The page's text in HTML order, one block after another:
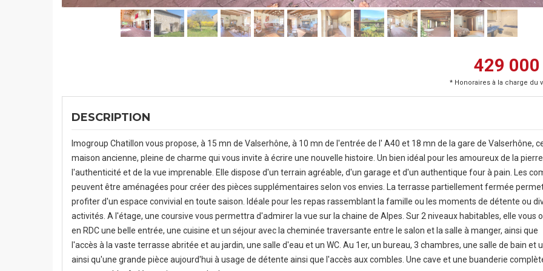
429
* Honoraires à la charge du
DESCRIPTION
Imogroup Chatillon vous propose, à 15 mn de Valserhône, à 10 mn de l'entrée de l' A40 et 18 mn de la gare de Valserhône,
maison ancienne, pleine de charme qui vous invite à écrire une nouvelle histoire. Un bien idéal pour les amoureux de la
l'authenticité et de la vue imprenable. Elle dispose d'un terrain agréable, d'un garage et d'un authentique four à pain. Les
peuvent être aménagées pour créer des pièces supplémentaires selon vos envies. La terrasse partiellement fermée
profiter d'un espace convivial en toute saison. Idéale pour les repas rassemblant la famille ou les moments de détente ou
activités. A l'étage, une coursive vous permettra d'admirer la vue sur la chaine de Alpes. Sur 2 niveaux habitables, elle vous
en RDC une belle entrée, une cuisine et un séjour avec la cheminée traversante entre le salon et la salle à manger, ainsi que
l'accès à la vaste terrasse abritée et au jardin, une salle d'eau et un WC. Au 1er, un bureau, 3 chambres, une salle de bain et
ainsi qu'une grande pièce aujourd'hui à usage de détente ainsi que l'accès aux combles. Une cave et une buanderie